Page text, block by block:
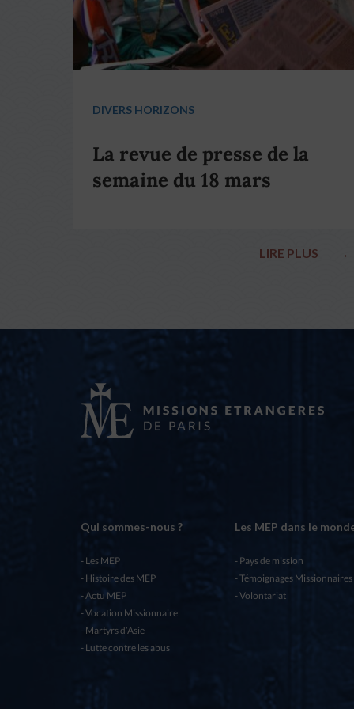
DIVERS HORIZONS
La revue de presse de la
semaine du 18 mars
LIRE PLUS →
Qui sommes-nous ?
Les MEP
Histoire des MEP
Actu MEP
Vocation Missionnaire
Martyrs d’Asie
Lutte contre les abus
Les MEP dans le
Pays de mission
Témoignages Missionnaires
Volontariat